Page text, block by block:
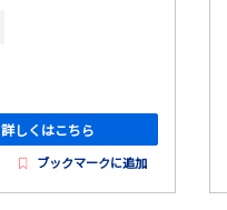
詳しくはこちら
ブックマークに追加